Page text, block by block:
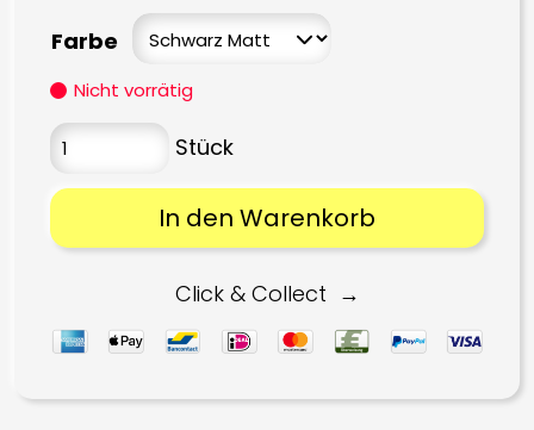
Farbe
Nicht vorrätig
In den Warenkorb
Click & Collect